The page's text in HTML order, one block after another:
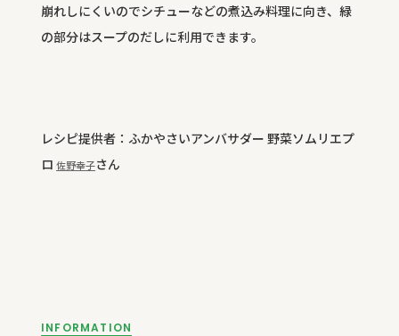
崩れしにくいのでシチューなどの煮込み料理に向き、緑
の部分はスープのだしに利用できます。
レシピ提供者：ふかやさいアンバサダー 野菜ソムリエプ
ロ 佐野幸子さん
INFORMATION